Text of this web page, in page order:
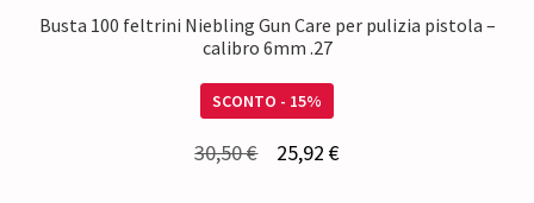
Busta 100 feltrini Niebling Gun Care per pulizia pistola –
calibro 6mm .27
SCONTO - 15%
30,50€ 25,92 €Il